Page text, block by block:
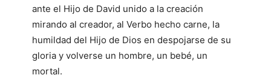
ante el Hijo de David unido a la creación
mirando al creador, al Verbo hecho carne, la
humildad del Hijo de Dios en despojarse de su
gloria y volverse un hombre, un bebé, un
mortal.